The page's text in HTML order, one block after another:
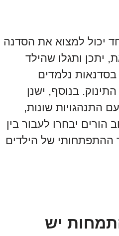
יכול למצוא את הסדנה
יתכן ותגלו שהילד
נלמדים
בנוסף, ישנן
התנהגויות שונות,
יבחרו לעבור בין
ההתפתחותי של הילדים
יש